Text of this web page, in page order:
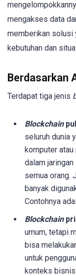
mengakses data
memberikan solusi
kebutuhan dan
Berdasarkan
Terdapat tiga jenis
Blockchain
seluruh dunia
komputer
dalam
semua orang.
banyak
Contohnya
Blockchain
umum, tetapi
bisa
untuk
konteks bisnis